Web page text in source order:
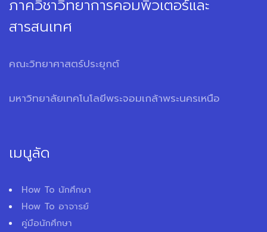
ภาควิชาวิทยาการคอมพิวเตอร์และ
สารสนเทศ
คณะวิทยาศาสตร์ประยุกต์
มหาวิทยาลัยเทคโนโลยีพระจอมเกล้าพระนครเหนือ
เมนูลัด
How To นักศึกษา
How To อาจารย์
คู่มือนักศึกษา